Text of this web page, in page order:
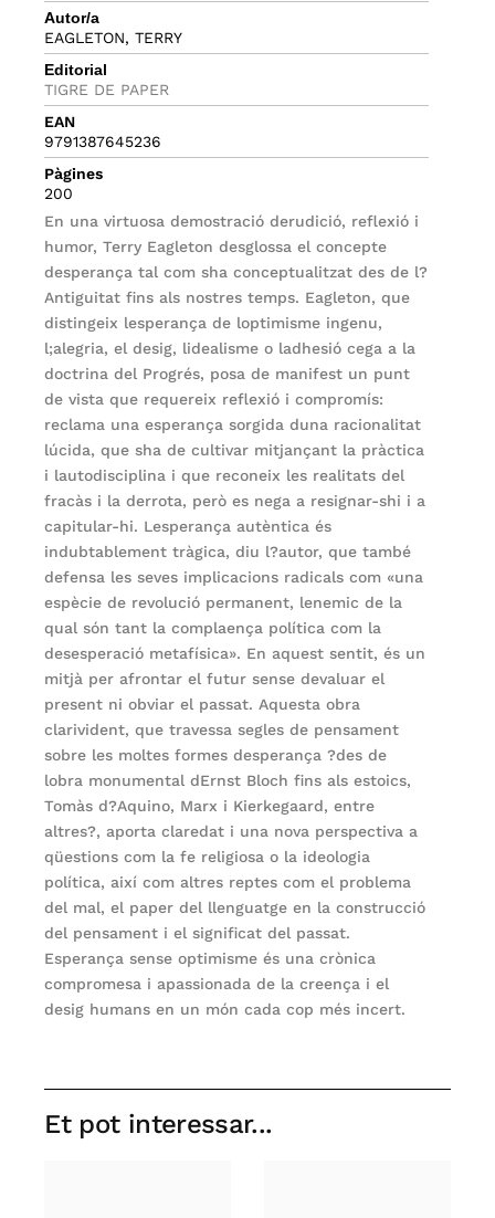
Autor/a
EAGLETON, TERRY
Editorial
TIGRE DE PAPER
EAN
9791387645236
Pàgines
200
En una virtuosa demostració derudició, reflexió i
humor, Terry Eagleton desglossa el concepte
desperança tal com sha conceptualitzat des de l?
Antiguitat fins als nostres temps. Eagleton, que
distingeix lesperança de loptimisme ingenu,
l;alegria, el desig, lidealisme o ladhesió cega a la
doctrina del Progrés, posa de manifest un punt
de vista que requereix reflexió i compromís:
reclama una esperança sorgida duna racionalitat
lúcida, que sha de cultivar mitjançant la pràctica
i lautodisciplina i que reconeix les realitats del
fracàs i la derrota, però es nega a resignar-shi i a
capitular-hi. Lesperança autèntica és
indubtablement tràgica, diu l?autor, que també
defensa les seves implicacions radicals com «una
espècie de revolució permanent, lenemic de la
qual són tant la complaença política com la
desesperació metafísica». En aquest sentit, és un
mitjà per afrontar el futur sense devaluar el
present ni obviar el passat. Aquesta obra
clarivident, que travessa segles de pensament
sobre les moltes formes desperança ?des de
lobra monumental dErnst Bloch fins als estoics,
Tomàs d?Aquino, Marx i Kierkegaard, entre
altres?, aporta claredat i una nova perspectiva a
qüestions com la fe religiosa o la ideologia
política, així com altres reptes com el problema
del mal, el paper del llenguatge en la construcció
del pensament i el significat del passat.
Esperança sense optimisme és una crònica
compromesa i apassionada de la creença i el
desig humans en un món cada cop més incert.
Et pot interessar...